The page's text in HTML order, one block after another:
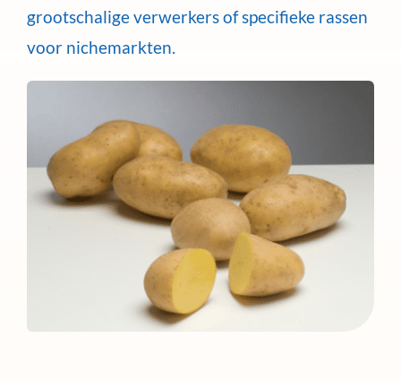
grootschalige verwerkers of specifieke rassen
voor nichemarkten.